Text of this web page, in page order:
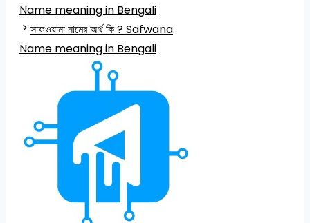
Name meaning in Bengali
সাফওয়ানা নামের অর্থ কি ? Safwana
Name meaning in Bengali